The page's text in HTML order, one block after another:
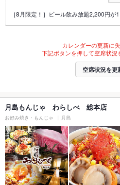
［8月限定！］ビール飲み放題2,200円
カレンダーの更新に
下記ボタンを押して空席状況
空席状況を更
月島もんじゃ わらしべ 総本店
お好み焼き・もんじゃ 月島